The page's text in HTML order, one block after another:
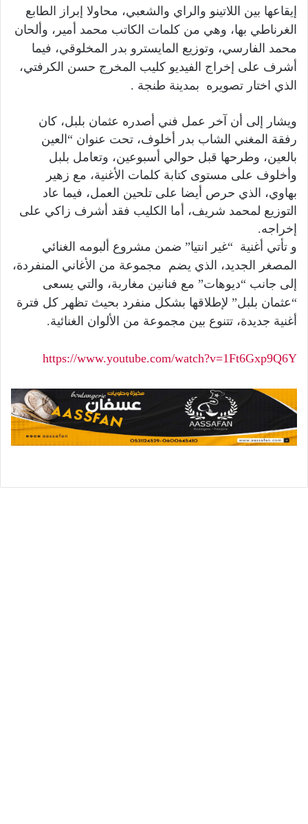
إيقاعها بين اللاتينو والراي والشعبي، محاولا إبراز الطابع
الغرناطي بها، وهي من كلمات الكاتب محمد أمير، وألحان
محمد الفارسي، وتوزيع المايسترو بدر المخلوقي، فيما
أشرف على إخراج الفيديو كليب المخرج حسن الكرفتي،
الذي اختار تصويره بمدينة طنجة .
ويشار إلى أن آخر عمل فني أصدره عثمان بلبل، كان
رفقة المغني الشاب بدر أخلوف، تحت عنوان “العين
بالعين، وطرحها قبل حوالي أسبوعين، وتعامل بلبل
وأخلوف على مستوى كتابة كلمات الأغنية، مع زهير
بهاوي، الذي حرص أيضا على تلحين العمل، فيما عاد
التوزيع لمحمد شريف، أما الكليب فقد أشرف زاكي على
إخراجه.
و تأتي أغنية “غير انتيا” ضمن مشروع ألبومه الغنائي
المصغر الجديد، الذي يضم مجموعة من الأغاني المنفردة،
إلى جانب “ديوهات” مع فنانين مغاربة، والتي يسعى
“عثمان بلبل” لإطلاقها بشكل منفرد بحيث تظهر كل فترة
أغنية جديدة، تتنوع بين مجموعة من الألوان الغنائية.
https://www.youtube.com/watch?v=1Ft6Gxp9Q6Y